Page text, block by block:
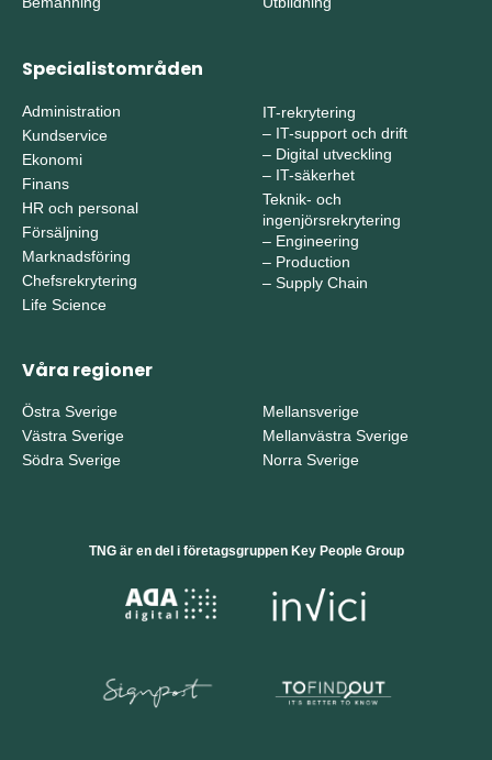
Specialistområden
Administration
Kundservice
Ekonomi
Finans
HR och personal
Försäljning
Marknadsföring
Chefsrekrytering
Life Science
IT-rekrytering
– IT-support och drift
– Digital utveckling
– IT-säkerhet
Teknik- och
ingenjörsrekrytering
– Engineering
– Production
– Supply Chain
Våra regioner
Östra Sverige
Västra Sverige
Södra Sverige
Mellansverige
Mellanvästra Sverige
Norra Sverige
TNG är en del i företagsgruppen Key People Group